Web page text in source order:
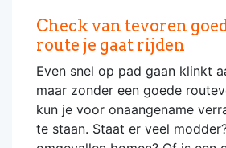
Check van tevoren
route je gaat rijden
Even snel op pad gaan klinkt
maar zonder een goede
kun je voor onaangename
te staan. Staat er veel